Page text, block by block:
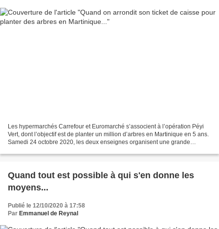
Les hypermarchés Carrefour et Euromarché s’associent à l’opération Péyi
Vert, dont l’objectif est de planter un million d’arbres en Martinique en 5 ans.
Samedi 24 octobre 2020, les deux enseignes organisent une grande
Quand tout est possible à qui s'en donne les
moyens...
Publié le 12/10/2020 à 17:58
Par Emmanuel de Reynal